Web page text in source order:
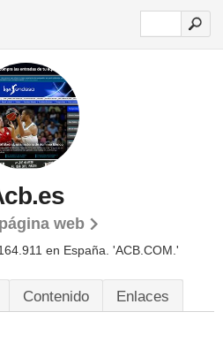
web
en España. 'ACB.COM.'
Contenido
Enlaces